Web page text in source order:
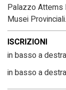
Palazzo
Musei
ISCRIZIONI
in basso a
in basso a